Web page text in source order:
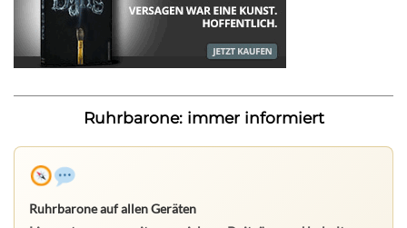
Ruhrbarone: immer informiert
Ruhrbarone auf allen Geräten